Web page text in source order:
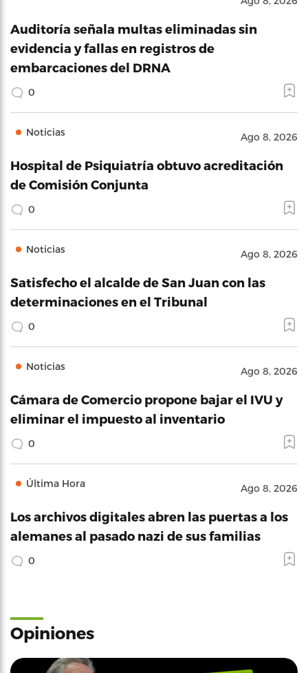
Auditoría señala multas eliminadas sin
evidencia y fallas en registros de
embarcaciones del DRNA
0
Noticias Ago 8, 2026
Hospital de Psiquiatría obtuvo acreditación
de Comisión Conjunta
0
Noticias Ago 8, 2026
Satisfecho el alcalde de San Juan con las
determinaciones en el Tribunal
0
Noticias Ago 8, 2026
Cámara de Comercio propone bajar el IVU y
eliminar el impuesto al inventario
0
Última Hora Ago 8, 2026
Los archivos digitales abren las puertas a los
alemanes al pasado nazi de sus familias
0
Opiniones